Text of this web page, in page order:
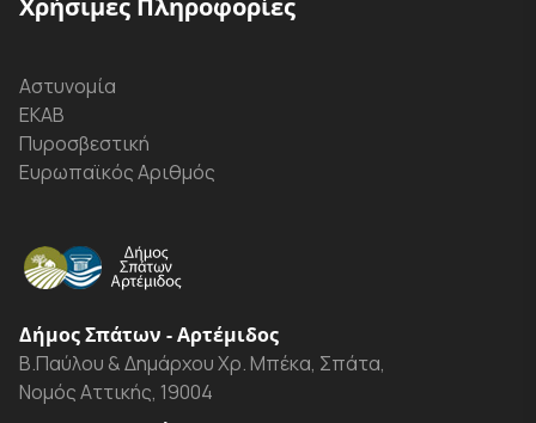
Χρήσιμες Πληροφορίες
Αστυνομία
ΕΚΑΒ
Πυροσβεστική
Ευρωπαϊκός Αριθμός
Δήμος Σπάτων - Αρτέμιδος
Β.Παύλου & Δημάρχου Χρ. Μπέκα, Σπάτα,
Νομός Αττικής, 19004